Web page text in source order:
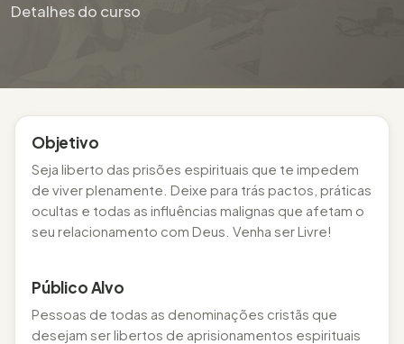
Detalhes do curso
Objetivo
Seja liberto das prisões espirituais que te impedem
de viver plenamente. Deixe para trás pactos, práticas
ocultas e todas as influências malignas que afetam o
seu relacionamento com Deus. Venha ser Livre!
Público Alvo
Pessoas de todas as denominações cristãs que
desejam ser libertos de aprisionamentos espirituais